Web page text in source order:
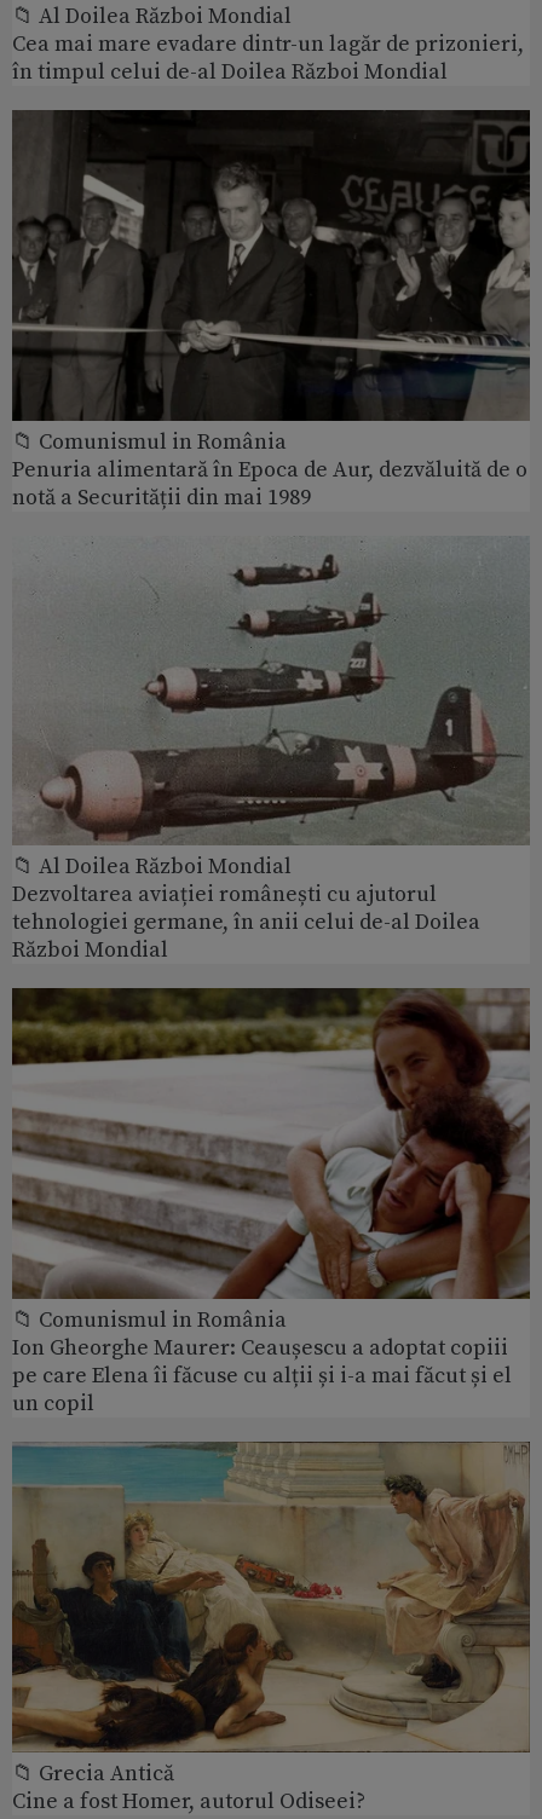
📁 Al Doilea Război Mondial
Cea mai mare evadare dintr-un lagăr de prizonieri,
în timpul celui de-al Doilea Război Mondial
📁 Comunismul in România
Penuria alimentară în Epoca de Aur, dezvăluită de o
notă a Securității din mai 1989
📁 Al Doilea Război Mondial
Dezvoltarea aviației românești cu ajutorul
tehnologiei germane, în anii celui de-al Doilea
Război Mondial
📁 Comunismul in România
Ion Gheorghe Maurer: Ceaușescu a adoptat copiii
pe care Elena îi făcuse cu alții și i-a mai făcut și el
un copil
📁 Grecia Antică
Cine a fost Homer, autorul Odiseei?